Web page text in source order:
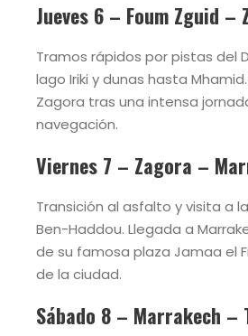
Jueves 6 – Foum Zguid –
Tramos rápidos por pistas del
lago Iriki y dunas hasta
Zagora tras una intensa
navegación.
Viernes 7 – Zagora –
Transición al asfalto y visita a
Ben-Haddou. Llegada a
de su famosa plaza Jamaa el
de la ciudad.
Sábado 8 – Marrakech –